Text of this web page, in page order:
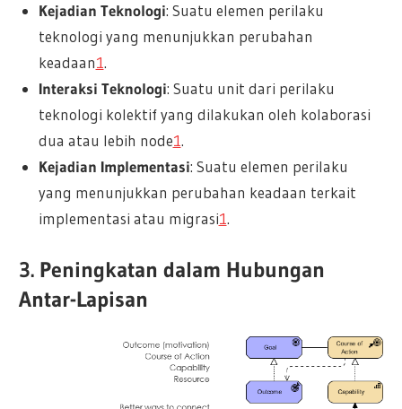
Kejadian Teknologi: Suatu elemen perilaku
teknologi yang menunjukkan perubahan
keadaan1.
Interaksi Teknologi: Suatu unit dari perilaku
teknologi kolektif yang dilakukan oleh kolaborasi
dua atau lebih node1.
Kejadian Implementasi: Suatu elemen perilaku
yang menunjukkan perubahan keadaan terkait
implementasi atau migrasi1.
3. Peningkatan dalam Hubungan
Antar-Lapisan